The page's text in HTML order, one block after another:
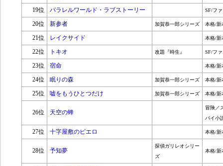
19位 パラレルワールド・ラブストーリー SF/フ
20位 新参者 加賀恭一郎シリーズ 本格/新
21位 レイクサイド 本格/新
22位 トキオ 改題『時生』 SF/フ
23位 宿命 本格/新
24位 眠りの森 加賀恭一郎シリーズ 本格/新
25位 嘘をもうひとつだけ 加賀恭一郎シリーズ 本格/新
26位 天空の蜂
冒険／
パイ小
27位 十字屋敷のピエロ 本格/新
28位 予知夢
探偵ガリレオシリー
ズ
本格/新